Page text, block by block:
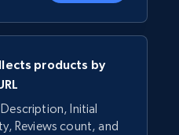
products by
Initial
Reviews count, and